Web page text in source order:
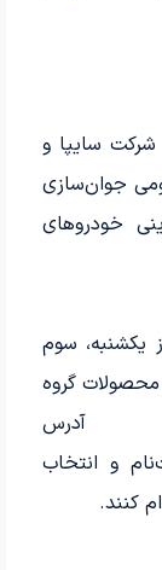
سایپا و
جوان‌سازی
خودروهای
از ساعت ۱۰ صبح روز یکشنبه، سوم
محصولات گروه
آدرس
و انتخاب
کنند.